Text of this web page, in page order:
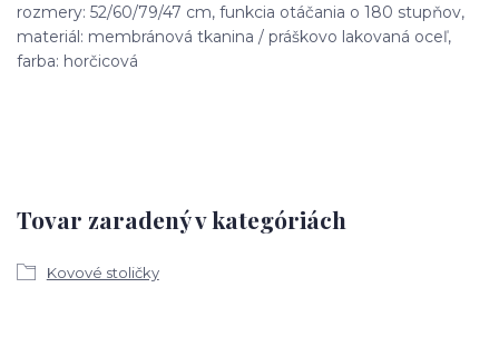
rozmery: 52/60/79/47 cm, funkcia otáčania o 180 stupňov,
materiál: membránová tkanina / práškovo lakovaná oceľ,
farba: horčicová
Tovar zaradený v kategóriách
Kovové stoličky